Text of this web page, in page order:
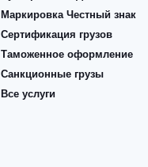
Маркировка Честный знак
Сертификация грузов
Таможенное оформление
Санкционные грузы
Все услуги